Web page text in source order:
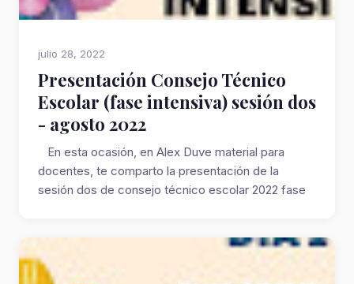
julio 28, 2022
Presentación Consejo Técnico
Escolar (fase intensiva) sesión dos
- agosto 2022
En esta ocasión, en Alex Duve material para
docentes, te comparto la presentación de la
sesión dos de consejo técnico escolar 2022 fase